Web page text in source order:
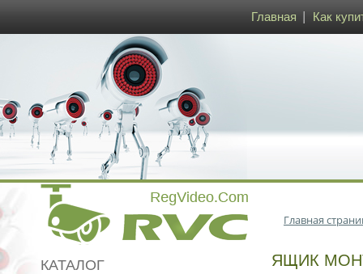
Главная Как
Главная
ЯЩИК
КАТАЛОГ